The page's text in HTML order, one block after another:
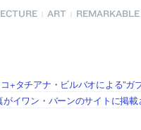
ART
REMARKABLE
+タチアナ・ビルバオによる”ガ
がイワン・バーンのサイトに掲